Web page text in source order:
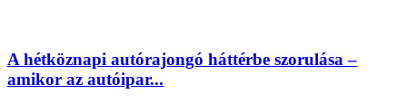
A hétköznapi autórajongó háttérbe szorulása –
amikor az autóipar...